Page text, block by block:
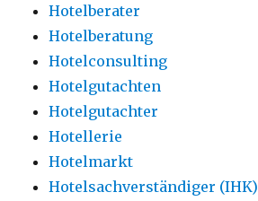
Hotelberater
Hotelberatung
Hotelconsulting
Hotelgutachten
Hotelgutachter
Hotellerie
Hotelmarkt
Hotelsachverständiger (IHK)